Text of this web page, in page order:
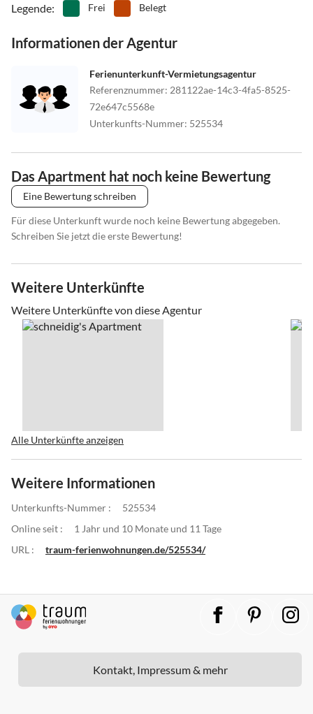
Legende: Frei Belegt
Informationen der Agentur
Ferienunterkunft-Vermietungsagentur
Referenznummer: 281122ae-14c3-4fa5-8525-
72e647c5568e
Unterkunfts-Nummer: 525534
Das Apartment hat noch keine Bewertung
Eine Bewertung schreiben
Für diese Unterkunft wurde noch keine Bewertung abgegeben.
Schreiben Sie jetzt die erste Bewertung!
Weitere Unterkünfte
Weitere Unterkünfte von diese Agentur
Alle Unterkünfte anzeigen
Weitere Informationen
Unterkunfts-Nummer :
525534
Online seit :
1 Jahr und 10 Monate und 11 Tage
URL :
traum-ferienwohnungen.de/525534/
Kontakt, Impressum & mehr